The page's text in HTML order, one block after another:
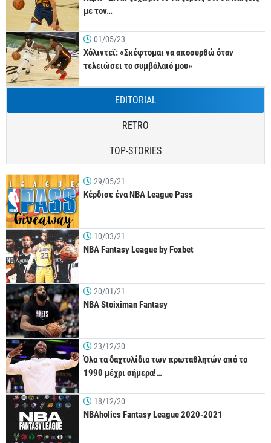
με τον…
01/05/23
Χόλιντεϊ: «Σκέφτομαι να αποσυρθώ όταν
τελειώσει το συμβόλαιό μου»
EDITORIAL
RETRO
TOP-STORIES
29/05/21
Κέρδισε ένα NBA League Pass
10/03/21
NBA Fantasy League by Foxbet
20/01/21
NBA Stoiximan Fantasy
23/12/20
Όλα τα δαχτυλίδια των πρωταθλητών από το
1990 μέχρι σήμερα!…
18/12/20
NBAholics Fantasy League 2020-2021